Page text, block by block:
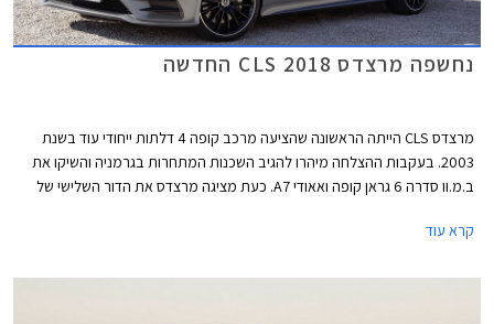
נחשפה מרצדס CLS 2018 החדשה
מרצדס CLS הייתה הראשונה שהציעה מרכב קופה 4 דלתות ייחודי עוד בשנת
2003. בעקבות ההצלחה מיהרו להגיב השכנות המתחרות בגרמניה והשיקו את
ב.מ.וו סדרה 6 גראן קופה ואאודי A7. כעת מציגה מרצדס את הדור השלישי של
פגוש אגרסיבי, וגריל גדול שבמרכזו מנצנץ סמל גדול של המותג. מכסה המנוע
האחורי מציג קווים חלקים ונטולי קימורים, עם גג הגולש בהמשכיות אל מכסה תא
קרא עוד